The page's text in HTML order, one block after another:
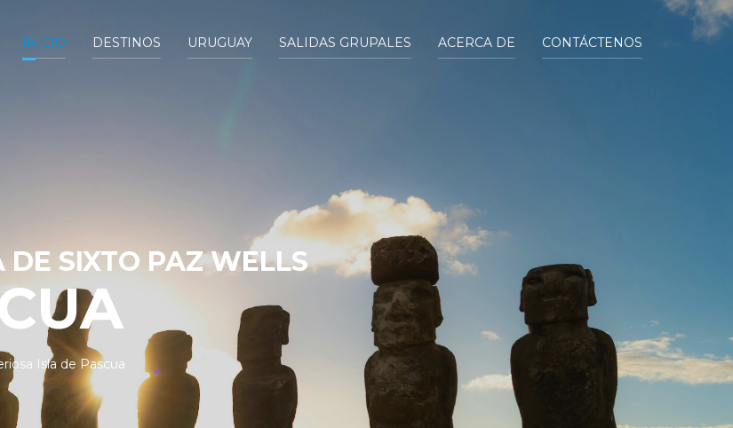
INICIO DESTINOS URUGUAY SALIDAS GRUPALES ACERCA DE CONTÁCTENOS
DE SIXTO PAZ WELLS
Isla de Pascua